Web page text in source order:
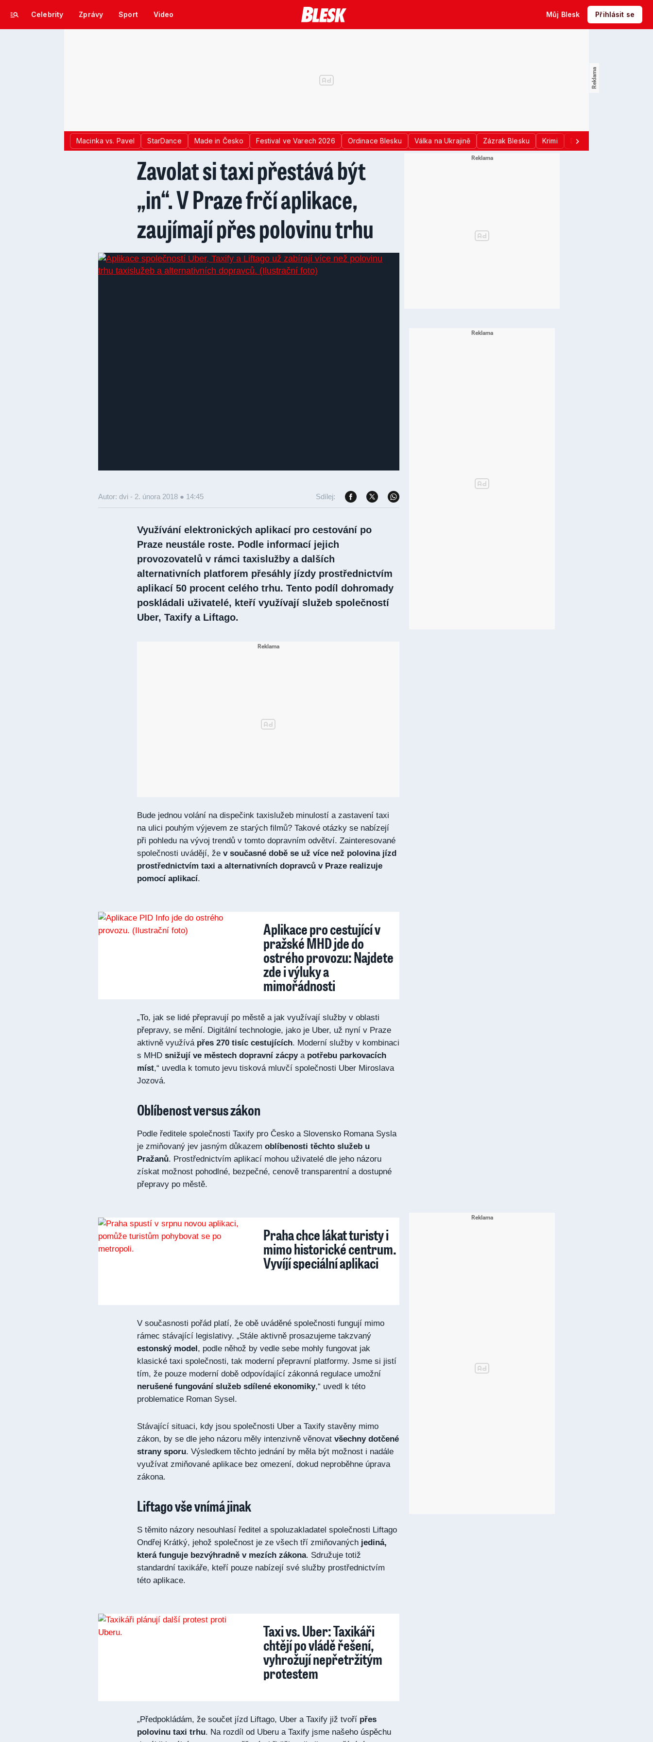
Celebrity Zprávy Sport Video Můj Blesk Přihlásit se
Macinka vs. Pavel StarDance Made in Česko Festival ve Varech 2026 Ordinace Blesku Válka na Ukrajině Zázrak Blesku Krimi Donald Trump
Zavolat si taxi přestává být
„in“. V Praze frčí aplikace,
zaujímají přes polovinu trhu
Autor: dvi - 2. února 2018 ● 14:45 Sdílej:
Využívání elektronických aplikací pro cestování po
Praze neustále roste. Podle informací jejich
provozovatelů v rámci taxislužby a dalších
alternativních platforem přesáhly jízdy prostřednictvím
aplikací 50 procent celého trhu. Tento podíl dohromady
poskládali uživatelé, kteří využívají služeb společností
Uber, Taxify a Liftago.
Bude jednou volání na dispečink taxislužeb minulostí a zastavení taxi
na ulici pouhým výjevem ze starých filmů? Takové otázky se nabízejí
při pohledu na vývoj trendů v tomto dopravním odvětví. Zainteresované
společnosti uvádějí, že v současné době se už více než polovina jízd
prostřednictvím taxi a alternativních dopravců v Praze realizuje
pomocí aplikací.
Aplikace pro cestující v
pražské MHD jde do
ostrého provozu: Najdete
zde i výluky a
mimořádnosti
„To, jak se lidé přepravují po městě a jak využívají služby v oblasti
přepravy, se mění. Digitální technologie, jako je Uber, už nyní v Praze
aktivně využívá přes 270 tisíc cestujících. Moderní služby v kombinaci
s MHD snižují ve městech dopravní zácpya potřebu parkovacích
míst,“ uvedla k tomuto jevu tisková mluvčí společnosti Uber Miroslava
Jozová.
Oblíbenost versus zákon
Podle ředitele společnosti Taxify pro Česko a Slovensko Romana Sysla
je zmiňovaný jev jasným důkazem oblíbenosti těchto služeb u
Pražanů. Prostřednictvím aplikací mohou uživatelé dle jeho názoru
získat možnost pohodlné, bezpečné, cenově transparentní a dostupné
přepravy po městě.
Praha chce lákat turisty i
mimo historické centrum.
Vyvíjí speciální aplikaci
V současnosti pořád platí, že obě uváděné společnosti fungují mimo
rámec stávající legislativy. „Stále aktivně prosazujeme takzvaný
estonský model, podle něhož by vedle sebe mohly fungovat jak
klasické taxi společnosti, tak moderní přepravní platformy. Jsme si jistí
tím, že pouze moderní době odpovídající zákonná regulace umožní
nerušené fungování služeb sdílené ekonomiky,“ uvedl k této
problematice Roman Sysel.
Stávající situaci, kdy jsou společnosti Uber a Taxify stavěny mimo
zákon, by se dle jeho názoru měly intenzivně věnovat všechny dotčené
strany sporu. Výsledkem těchto jednání by měla být možnost i nadále
využívat zmiňované aplikace bez omezení, dokud neproběhne úprava
zákona.
Liftago vše vnímá jinak
S těmito názory nesouhlasí ředitel a spoluzakladatel společnosti Liftago
Ondřej Krátký, jehož společnost je ze všech tří zmiňovaných jediná,
která funguje bezvýhradně v mezích zákona. Sdružuje totiž
standardní taxikáře, kteří pouze nabízejí své služby prostřednictvím
této aplikace.
Taxi vs. Uber: Taxikáři
chtějí po vládě řešení,
vyhrožují nepřetržitým
protestem
„Předpokládám, že součet jízd Liftago, Uber a Taxify již tvoří přes
polovinu taxi trhu. Na rozdíl od Uberu a Taxify jsme našeho úspěchu